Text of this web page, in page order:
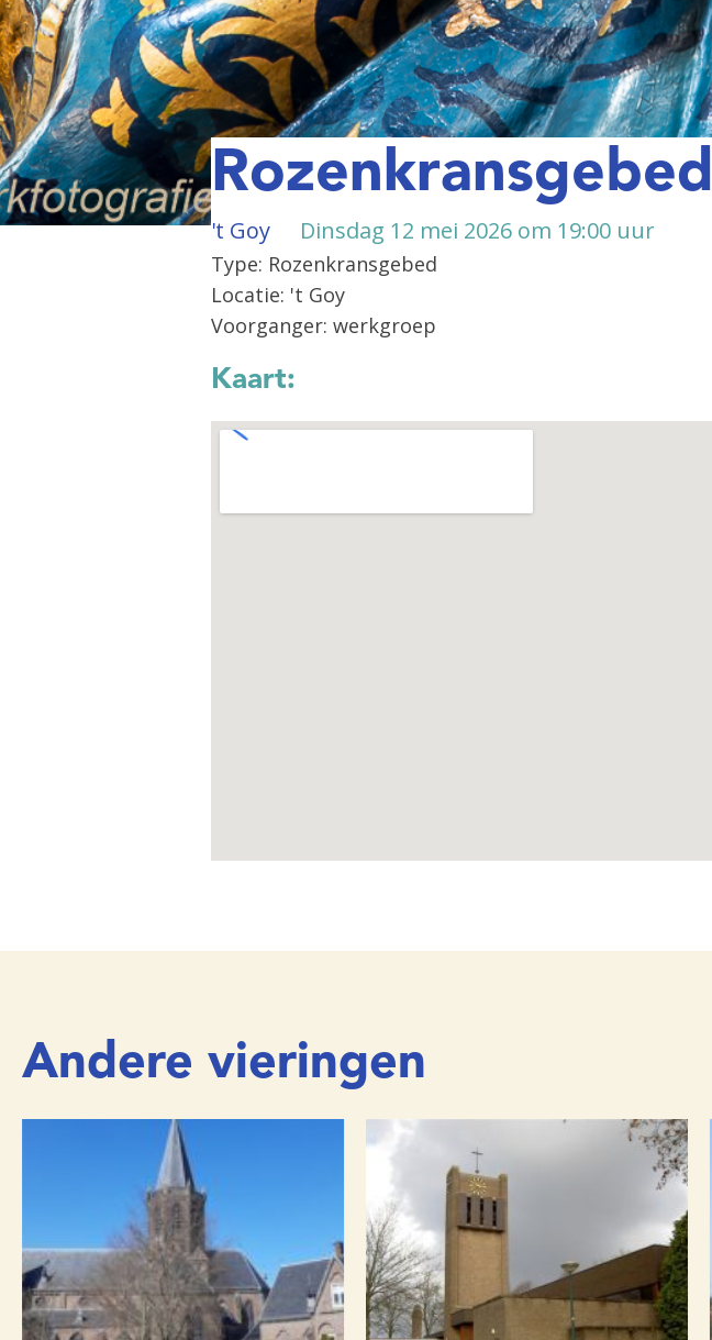
Rozenkransgebed
't Goy Dinsdag 12 mei 2026 om 19:00 uur
Type: Rozenkransgebed
Locatie: 't Goy
Voorganger: werkgroep
Kaart:
Andere vieringen